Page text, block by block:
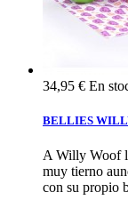
34,95 € En
BELLIES
A Willy Woof
muy tierno
con su propio